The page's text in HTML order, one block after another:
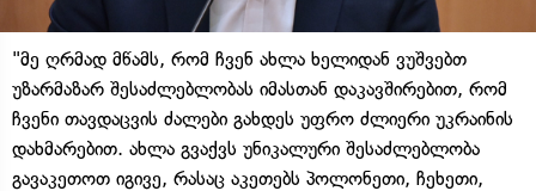
"მე ღრმად მწამს, რომ ჩვენ ახლა ხელიდან ვუშვებთ
უზარმაზარ შესაძლებლობას იმასთან დაკავშირებით, რომ
ჩვენი თავდაცვის ძალები გახდეს უფრო ძლიერი უკრაინის
დახმარებით. ახლა გვაქვს უნიკალური შესაძლებლობა
გავაკეთოთ იგივე, რასაც აკეთებს პოლონეთი, ჩეხეთი,